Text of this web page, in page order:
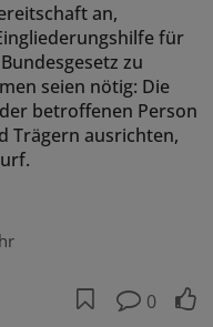
an,
für
zu
seien nötig: Die
betroffenen Person
Trägern ausrichten,
0